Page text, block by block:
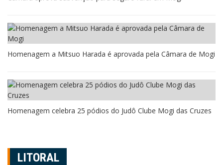
Homenagem a Mitsuo Harada é aprovada pela Câmara de Mogi
Homenagem celebra 25 pódios do Judô Clube Mogi das Cruzes
LITORAL